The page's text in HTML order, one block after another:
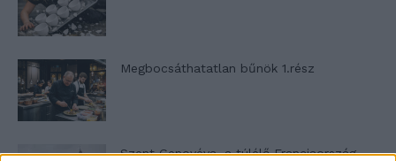
Megbocsáthatatlan bűnök 1.rész
Szent Genovéva, a túlélő Franciaország